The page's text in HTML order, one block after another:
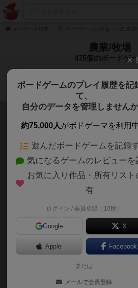
農業/牧場
475個のボードゲ
検索メニュー
ワイナリーの四季
Viticulture
45～90分
のんびりまったりワイン生産。手間ひまかけ
伝統的なワイナリーがひしめくイタリア・
リーとは名ばかりの、荒れ果てた畑と古びた
することになったプレイヤーは、ワイナリー
3443
経験あり
ボードゲームのプレイ履歴を記
て、
自分のデータを管理しません
約75,000人がボドゲーマを利用中
遊んだボードゲームを記録
気になるゲームのレビューを
お気に入り作品・所有リスト
有
ログイン / 会員登録（10秒）
Google X
Apple Facebook
または
メールで会員登録